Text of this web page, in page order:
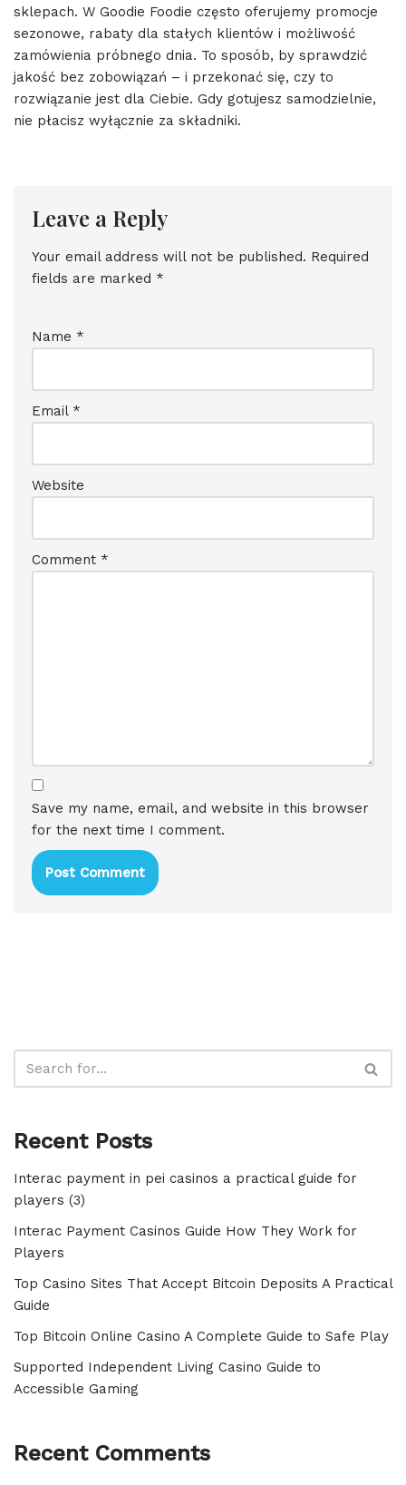
sklepach. W Goodie Foodie często oferujemy promocje
sezonowe, rabaty dla stałych klientów i możliwość
zamówienia próbnego dnia. To sposób, by sprawdzić
jakość bez zobowiązań – i przekonać się, czy to
rozwiązanie jest dla Ciebie. Gdy gotujesz samodzielnie,
nie płacisz wyłącznie za składniki.
Leave a Reply
Your email address will not be published. Required
fields are marked *
Name *
Email *
Website
Comment *
Save my name, email, and website in this browser
for the next time I comment.
Recent Posts
Interac payment in pei casinos a practical guide for
players (3)
Interac Payment Casinos Guide How They Work for
Players
Top Casino Sites That Accept Bitcoin Deposits A Practical
Guide
Top Bitcoin Online Casino A Complete Guide to Safe Play
Supported Independent Living Casino Guide to
Accessible Gaming
Recent Comments